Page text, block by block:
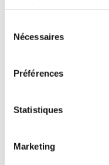
Nécessaires
Préférences
Statistiques
Marketing
ASSURANCE
Franchise :1000 €